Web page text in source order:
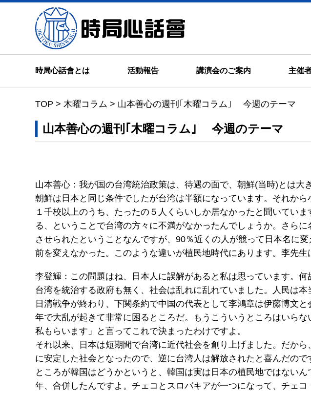
時局心話會とは 活動報告 講演会のご案内 主催
TOP > 木曜コラム > 山本善心の週刊｢木曜コラム｣ 今週のテー
山本善心の週刊｢木曜コラム｣ 今週のテーマ
山本善心：我が国の台湾統治政策は、待遇の面で、朝鮮(当時)とは
朝鮮は日本と同じ条件でしたが台湾は半額になっています。それか
１千校以上のうち、たったの５人くらいしか居なかったと聞いてい
る、ということで台湾の方々に不満がなかったんでしょうか。さら
させられたということなんですが、90％近くの人が競って日本名に
前を変えなかった。このような違いが植民地時代にあります。李先
李登輝：この問題はね、日本人に誤解があると私は思っています。
台湾を統治する政府も無く、社会は乱れに乱れていました。人民は
日清戦争が終わり、下関条約で中国の代表として李鴻章は伊藤博文
年で大乱が起きて非常に困るところだ。もうこういうところはいら
私もらいます」と言ってこれで決まったわけですよ。
それ以来、日本は短期間で台湾に近代社会を創り上げました。だか
に安定した社会となったので、逆に台湾人は解放されたと喜んだので
ところが韓国はどうかというと、韓国は実は日本の植民地ではない
年、合併したんですよ。チェコとスロバキアが一つになって、チェ